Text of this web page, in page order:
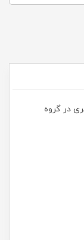
در گروه